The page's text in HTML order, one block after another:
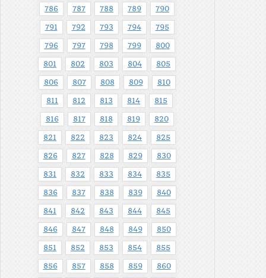
786 787 788 789 790
791 792 793 794 795
796 797 798 799 800
801 802 803 804 805
806 807 808 809 810
811 812 813 814 815
816 817 818 819 820
821 822 823 824 825
826 827 828 829 830
831 832 833 834 835
836 837 838 839 840
841 842 843 844 845
846 847 848 849 850
851 852 853 854 855
856 857 858 859 860